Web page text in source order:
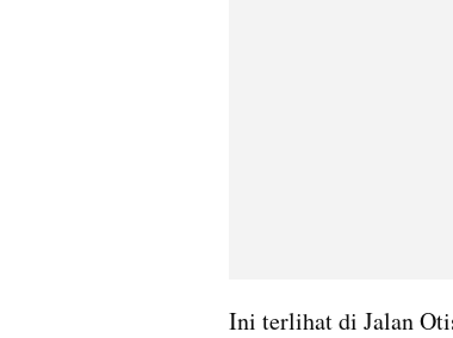
Ini terlihat di Jalan